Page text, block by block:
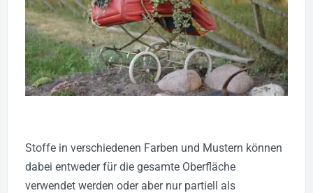
Stoffe in verschiedenen Farben und Mustern können
dabei entweder für die gesamte Oberfläche
verwendet werden oder aber nur partiell als